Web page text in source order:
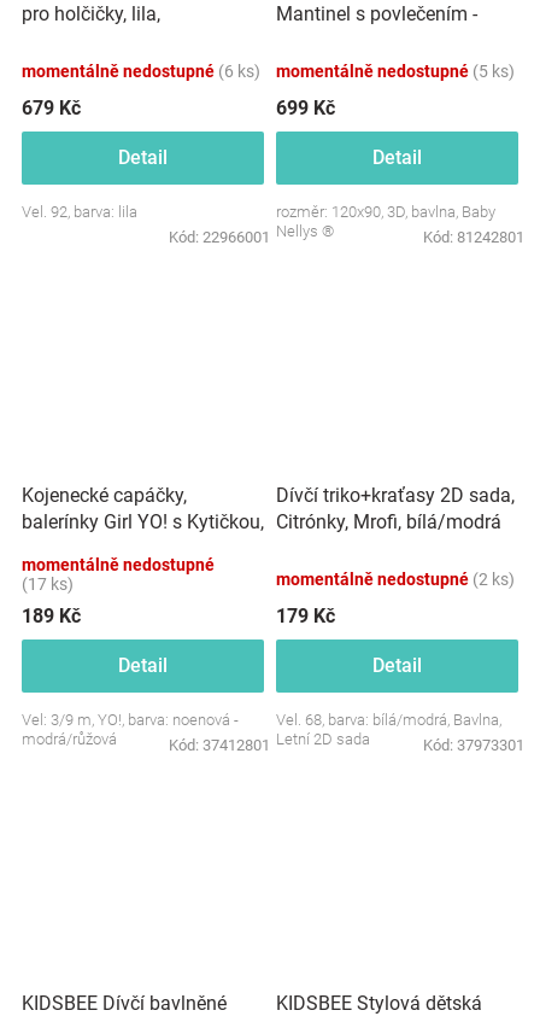
pro holčičky, lila,
momentálně nedostupné (6 ks)
679 Kč
Detail
Vel. 92, barva: lila
Kód: 22966001
Mantinel s povlečením -
momentálně nedostupné (5 ks)
699 Kč
Detail
rozměr: 120x90, 3D, bavlna, Baby
Nellys ®
Kód: 81242801
Kojenecké capáčky,
balerínky Girl YO! s Kytičkou,
momentálně nedostupné
(17 ks)
189 Kč
Detail
Vel: 3/9 m, YO!, barva: noenová -
modrá/růžová
Kód: 37412801
Dívčí triko+kraťasy 2D sada,
Citrónky, Mrofi, bílá/modrá
momentálně nedostupné (2 ks)
179 Kč
Detail
Vel. 68, barva: bílá/modrá, Bavlna,
Letní 2D sada
Kód: 37973301
KIDSBEE Dívčí bavlněné
KIDSBEE Stylová dětská